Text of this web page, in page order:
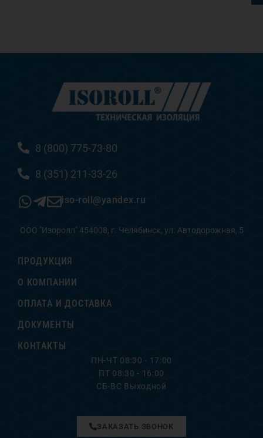
8 (800) 775-73-80
8 (351) 211-33-26
iso-roll@yandex.ru
ООО "Изоролл" 454008, г. Челябинск, ул. Автодорожная, 5
ПРОДУКЦИЯ
О КОМПАНИИ
ОПЛАТА И ДОСТАВКА
ДОКУМЕНТЫ
КОНТАКТЫ
ПН-ЧТ 08:30 - 17:00
ПТ 08:30 - 16:00
СБ-ВС Выходной
ЗАКАЗАТЬ ЗВОНОК